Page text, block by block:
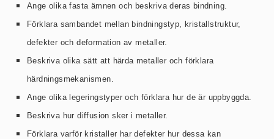
Ange olika fasta ämnen och beskriva deras bindning.
Förklara sambandet mellan bindningstyp, kristallstruktur,
defekter och deformation av metaller.
Beskriva olika sätt att härda metaller och förklara
härdningsmekanismen.
Ange olika legeringstyper och förklara hur de är uppbyggda.
Beskriva hur diffusion sker i metaller.
Förklara varför kristaller har defekter hur dessa kan